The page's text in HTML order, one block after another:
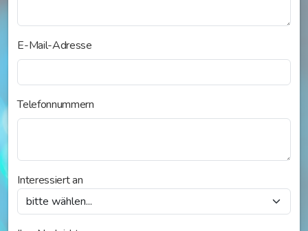
E-Mail-Adresse
Telefonnummern
Interessiert an